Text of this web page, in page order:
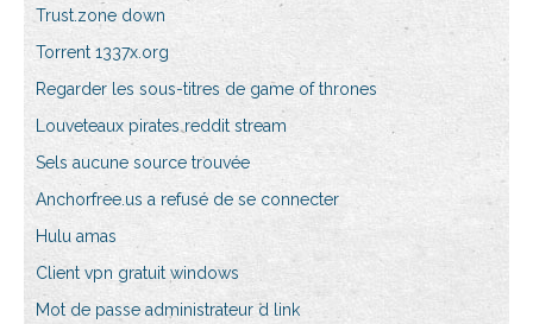
Trust.zone down
Torrent 1337x.org
Regarder les sous-titres de game of thrones
Louveteaux pirates reddit stream
Sels aucune source trouvée
Anchorfree.us a refusé de se connecter
Hulu amas
Client vpn gratuit windows
Mot de passe administrateur d link